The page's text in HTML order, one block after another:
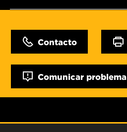
Contacto
Comunicar problema